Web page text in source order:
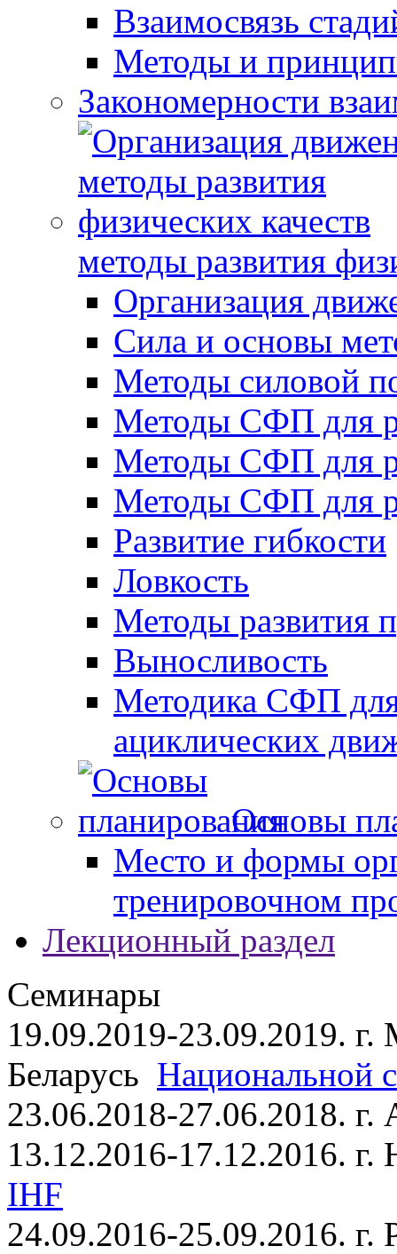
Взаимосвязь
Методы и
Закономерности
методы развития
Организация
Сила и основы
Методы силовой
Методы СФП для
Методы СФП для
Методы СФП для
Развитие гибкости
Ловкость
Методы развития
Выносливость
Методика СФП для
ациклических
Основы
Место и формы
тренировочном
Лекционный раздел
Семинары
19.09.2019-23.09.2019. г.
Беларусь Национальной
23.06.2018-27.06.2018.
13.12.2016-17.12.2016.
IHF
24.09.2016-25.09.2016. г.